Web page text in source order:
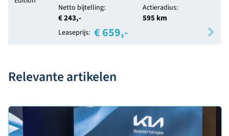
Netto bijtelling:
€ 243,-
Actieradius:
595 km
Leaseprijs: € 659,-
Relevante artikelen